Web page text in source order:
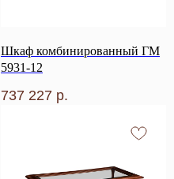
Шкаф комбинированный ГМ
5931-12
737 227 р.